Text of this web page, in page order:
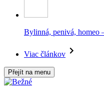
Bylinná, penivá, homeo
Viac článkov
Přejít na menu